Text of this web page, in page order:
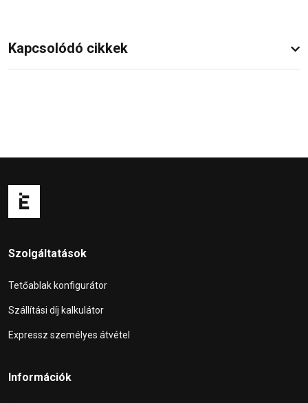
Kapcsolódó cikkek
Szolgáltatások
Tetőablak konfigurátor
Szállítási díj kalkulátor
Expressz személyes átvétel
Információk